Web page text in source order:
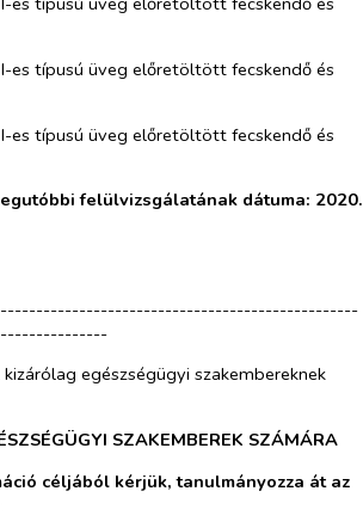
es típusú üveg előretöltött fecskendő és
es típusú üveg előretöltött fecskendő és
felülvizsgálatának dátuma: 2020.
egészségügyi szakembereknek
SZAKEMBEREK SZÁMÁRA
céljából kérjük, tanulmányozza át az